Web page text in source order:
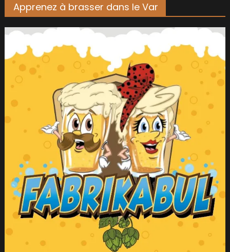
Apprenez à brasser dans le Var